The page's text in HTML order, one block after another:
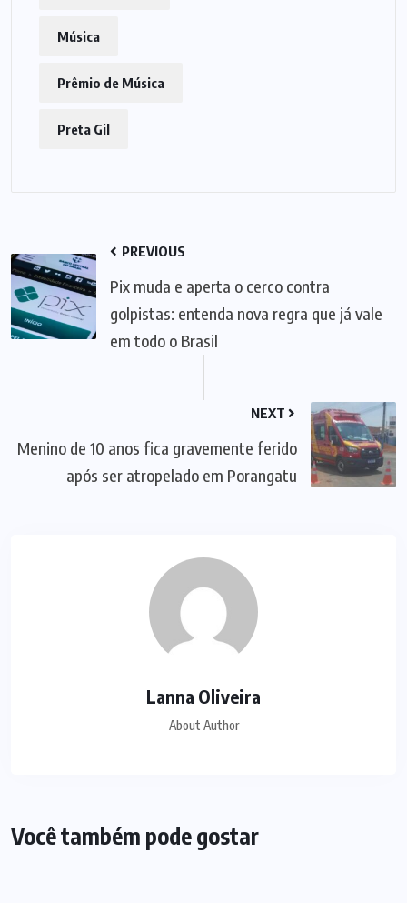
Música
Prêmio de Música
Preta Gil
PREVIOUS
Pix muda e aperta o cerco contra
golpistas: entenda nova regra que já vale
em todo o Brasil
NEXT
Menino de 10 anos fica gravemente ferido
após ser atropelado em Porangatu
Lanna Oliveira
About Author
Você também pode gostar